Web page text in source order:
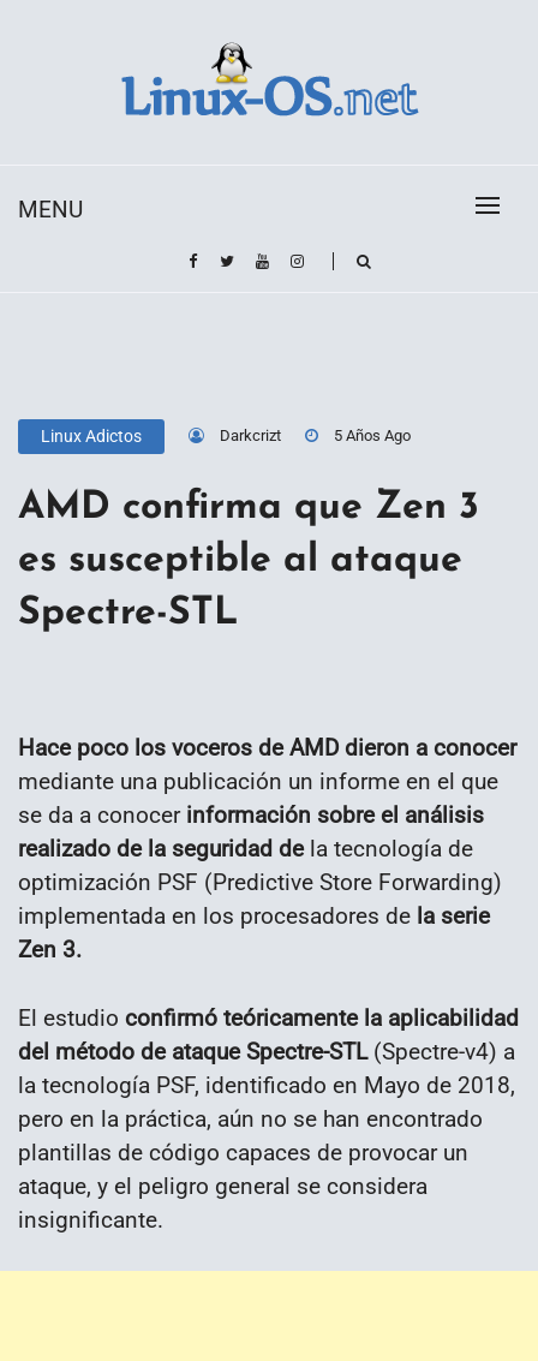
MENU
Linux Adictos Darkcrizt 5 Años Ago
AMD confirma que Zen 3
es susceptible al ataque
Spectre-STL
Hace poco los voceros de AMD dieron a conocer
mediante una publicación un informe en el que
se da a conocer información sobre el análisis
realizado de la seguridad dela tecnología de
optimización PSF (Predictive Store Forwarding)
implementada en los procesadores de la serie
Zen 3.
El estudio confirmó teóricamente la aplicabilidad
del método de ataque Spectre-STL(Spectre-v4) a
la tecnología PSF, identificado en Mayo de 2018,
pero en la práctica, aún no se han encontrado
plantillas de código capaces de provocar un
ataque, y el peligro general se considera
insignificante.